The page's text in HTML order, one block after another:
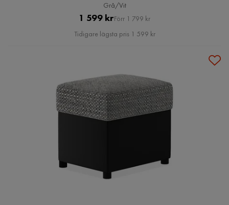
Grå/Vit
Pris
1 599 krOriginal
Pris
Förr 1 799 kr
Tidigare lägsta pris 1 599 kr